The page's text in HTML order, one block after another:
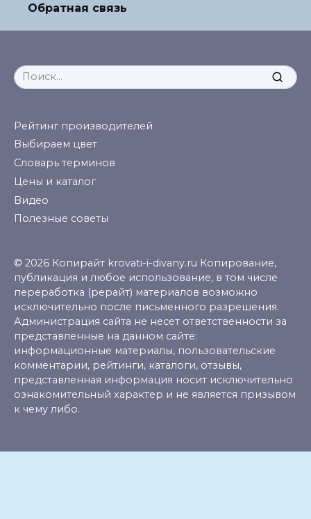
Обратная связь
Search
for:
Рейтинг производителей
Выбираем цвет
Словарь терминов
Цены и каталог
Видео
Полезные советы
© 2026 Копирайт krovati-i-divany.ru Копирование,
публикация и любое использование, в том числе
переработка (рерайт) материалов возможно
исключительно после письменного разрешения.
Администрация сайта не несет ответственности за
представленные на данном сайте:
информационные материалы, пользовательские
комментарии, рейтинги, каталоги, отзывы,
представленная информация носит исключительно
ознакомительный характер и не является призывом
к чему либо.